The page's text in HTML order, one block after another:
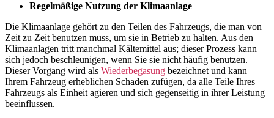
Regelmäßige Nutzung der Klimaanlage
Die Klimaanlage gehört zu den Teilen des Fahrzeugs, die man von
Zeit zu Zeit benutzen muss, um sie in Betrieb zu halten. Aus den
Klimaanlagen tritt manchmal Kältemittel aus; dieser Prozess kann
sich jedoch beschleunigen, wenn Sie sie nicht häufig benutzen.
Dieser Vorgang wird als Wiederbegasung bezeichnet und kann
Ihrem Fahrzeug erheblichen Schaden zufügen, da alle Teile Ihres
Fahrzeugs als Einheit agieren und sich gegenseitig in ihrer Leistung
beeinflussen.